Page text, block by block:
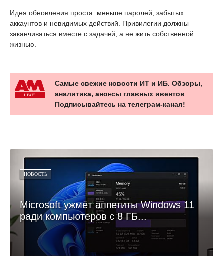
Идея обновления проста: меньше паролей, забытых
аккаунтов и невидимых действий. Привилегии должны
заканчиваться вместе с задачей, а не жить собственной
жизнью.
Самые свежие новости ИТ и ИБ. Обзоры,
аналитика, анонсы главных ивентов
Подписывайтесь на телеграм-канал!
НОВОСТЬ
Microsoft ужмёт аппетиты Windows 11
ради компьютеров с 8 ГБ...